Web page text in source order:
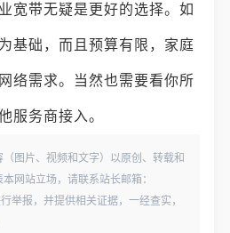
宽带无疑是更好的选择。如
基础，而且预算有限，家庭
络需求。当然也需要看你所
服务商接入。
图片、视频和文字）以原创、转载和
网站立场，请联系站长邮箱：
行举报，并提供相关证据，一经查实，